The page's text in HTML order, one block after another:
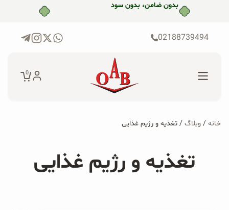
بدون ضامن، بدون سود
02188739494
0
برای:
جستجو...
پکیج‌ها
خانه / وبلاگ / تغذیه و رژیم غذایی
تغذیه و رژیم غذایی